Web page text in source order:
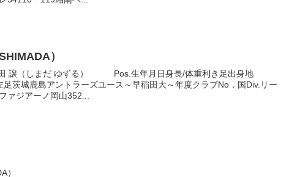
）
田 譲（しまだ ゆずる） Pos.生年月日身長/体重利き足出身地
茨城鹿島アントラーズユース～早稲田大～年度クラブNo．国Div.リー
ァジアーノ岡山352...
）